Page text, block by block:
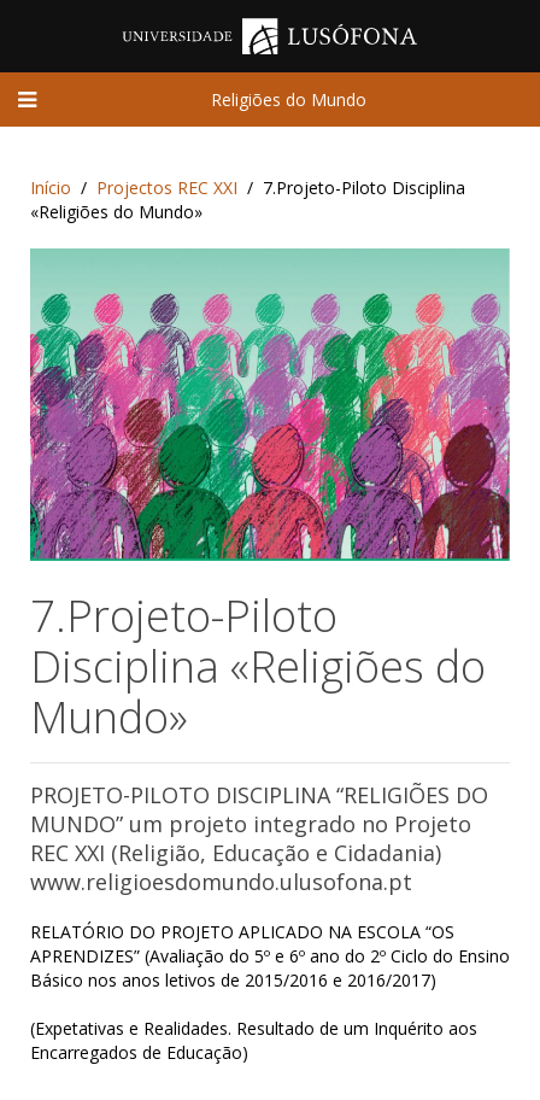
Religiões do Mundo
Início Projectos REC XXI
7.Projeto-Piloto Disciplina
«Religiões do Mundo»
7.Projeto-Piloto
Disciplina «Religiões do
Mundo»
PROJETO-PILOTO DISCIPLINA “RELIGIÕES DO
MUNDO” um projeto integrado no Projeto
REC XXI (Religião, Educação e Cidadania)
www.religioesdomundo.ulusofona.pt
RELATÓRIO DO PROJETO APLICADO NA ESCOLA “OS
APRENDIZES” (Avaliação do 5º e 6º ano do 2º Ciclo do Ensino
Básico nos anos letivos de 2015/2016 e 2016/2017)
(Expetativas e Realidades. Resultado de um Inquérito aos
Encarregados de Educação)